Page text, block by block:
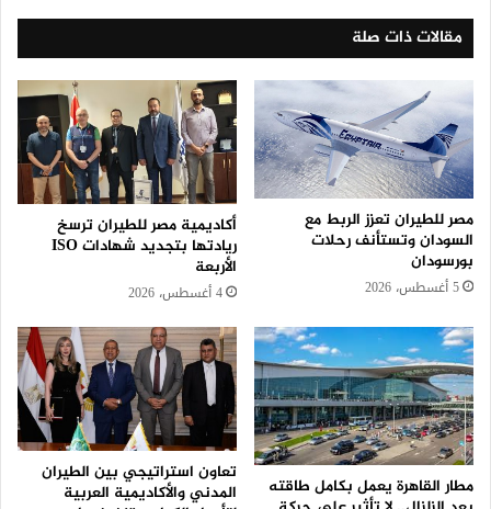
مقالات ذات صلة
مصر للطيران تعزز الربط مع
السودان وتستأنف رحلات
بورسودان
5 أغسطس، 2026
أكاديمية مصر للطيران ترسخ
ريادتها بتجديد شهادات ISO
الأربعة
4 أغسطس، 2026
مطار القاهرة يعمل بكامل طاقته
تعاون استراتيجي بين الطيران
المدني والأكاديمية العربية